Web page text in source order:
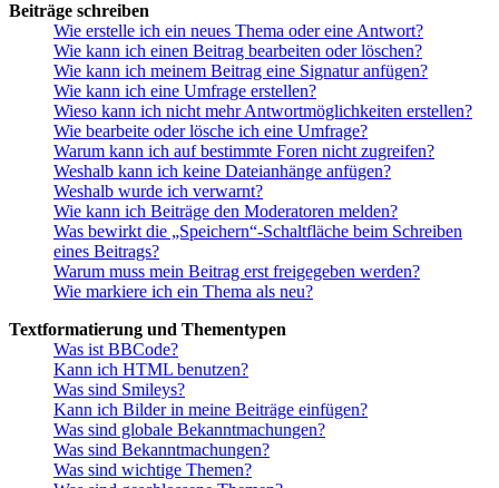
Beiträge schreiben
Wie erstelle ich ein neues Thema oder eine Antwort?
Wie kann ich einen Beitrag bearbeiten oder löschen?
Wie kann ich meinem Beitrag eine Signatur anfügen?
Wie kann ich eine Umfrage erstellen?
Wieso kann ich nicht mehr Antwortmöglichkeiten erstellen?
Wie bearbeite oder lösche ich eine Umfrage?
Warum kann ich auf bestimmte Foren nicht zugreifen?
Weshalb kann ich keine Dateianhänge anfügen?
Weshalb wurde ich verwarnt?
Wie kann ich Beiträge den Moderatoren melden?
Was bewirkt die „Speichern“-Schaltfläche beim Schreiben
eines Beitrags?
Warum muss mein Beitrag erst freigegeben werden?
Wie markiere ich ein Thema als neu?
Textformatierung und Thementypen
Was ist BBCode?
Kann ich HTML benutzen?
Was sind Smileys?
Kann ich Bilder in meine Beiträge einfügen?
Was sind globale Bekanntmachungen?
Was sind Bekanntmachungen?
Was sind wichtige Themen?